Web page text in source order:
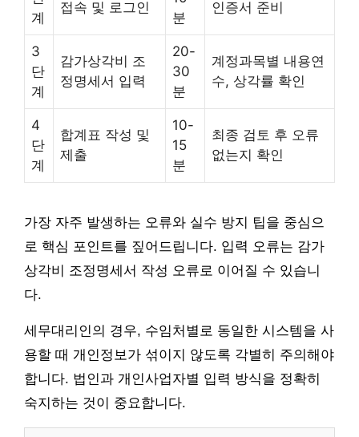
계
접속 및 로그인
분
인증서 준비
3
단
계
감가상각비 조
정명세서 입력
20-
30
분
계정과목별 내용연
수, 상각률 확인
4
단
계
합계표 작성 및
제출
10-
15
분
최종 검토 후 오류
없는지 확인
가장 자주 발생하는 오류와 실수 방지 팁을 중심으
로 핵심 포인트를 짚어드립니다. 입력 오류는 감가
상각비 조정명세서 작성 오류로 이어질 수 있습니
다.
세무대리인의 경우, 수임처별로 동일한 시스템을 사
용할 때 개인정보가 섞이지 않도록 각별히 주의해야
합니다. 법인과 개인사업자별 입력 방식을 정확히
숙지하는 것이 중요합니다.